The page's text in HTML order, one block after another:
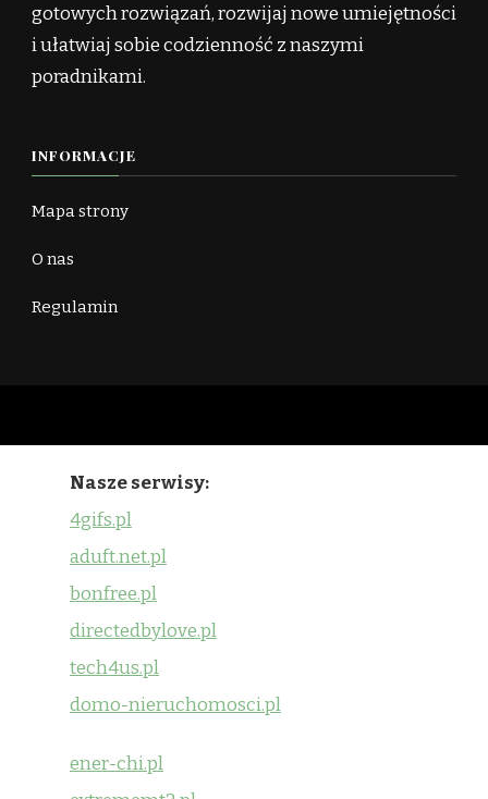
gotowych rozwiązań, rozwijaj nowe umiejętności
i ułatwiaj sobie codzienność z naszymi
poradnikami.
INFORMACJE
Mapa strony
O nas
Regulamin
Nasze serwisy:
4gifs.pl
aduft.net.pl
bonfree.pl
directedbylove.pl
tech4us.pl
domo-nieruchomosci.pl
ener-chi.pl